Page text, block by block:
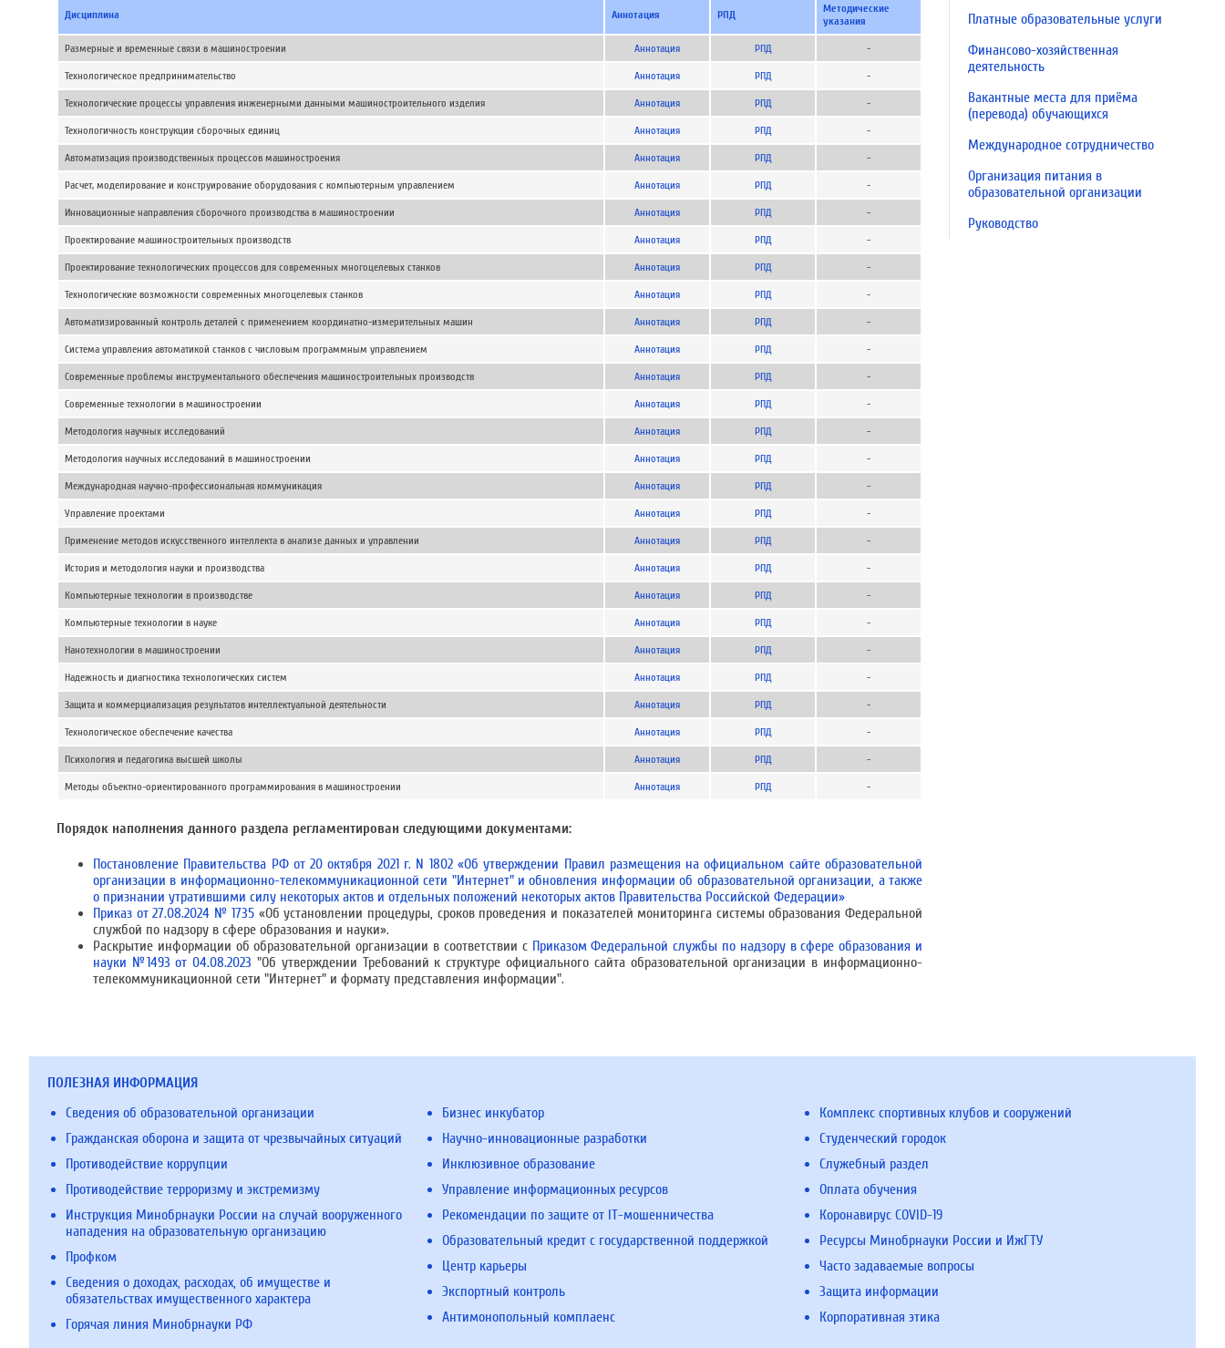
Дисциплина Аннотация РПД
Методические
указания
Размерные и временные связи в машиностроении Аннотация РПД -
Технологическое предпринимательство Аннотация РПД -
Технологические процессы управления инженерными данными машиностроительного изделия Аннотация РПД -
Технологичность конструкции сборочных единиц Аннотация РПД -
Автоматизация производственных процессов машиностроения Аннотация РПД -
Расчет, моделирование и конструирование оборудования с компьютерным управлением Аннотация РПД -
Инновационные направления сборочного производства в машиностроении Аннотация РПД -
Проектирование машиностроительных производств Аннотация РПД -
Проектирование технологических процессов для современных многоцелевых станков Аннотация РПД -
Технологические возможности современных многоцелевых станков Аннотация РПД -
Автоматизированный контроль деталей с применением координатно-измерительных машин Аннотация РПД -
Система управления автоматикой станков с числовым программным управлением Аннотация РПД -
Современные проблемы инструментального обеспечения машиностроительных производств Аннотация РПД -
Современные технологии в машиностроении Аннотация РПД -
Методология научных исследований Аннотация РПД -
Методология научных исследований в машиностроении Аннотация РПД -
Международная научно-профессиональная коммуникация Аннотация РПД -
Управление проектами Аннотация РПД -
Применение методов искусственного интеллекта в анализе данных и управлении Аннотация РПД -
История и методология науки и производства Аннотация РПД -
Компьютерные технологии в производстве Аннотация РПД -
Компьютерные технологии в науке Аннотация РПД -
Нанотехнологии в машиностроении Аннотация РПД -
Надежность и диагностика технологических систем Аннотация РПД -
Защита и коммерциализация результатов интеллектуальной деятельности Аннотация РПД -
Технологическое обеспечение качества Аннотация РПД -
Психология и педагогика высшей школы Аннотация РПД -
Методы объектно-ориентированного программирования в машиностроении Аннотация РПД -
Порядок наполнения данного раздела регламентирован следующими документами:
Постановление Правительства РФ от 20 октября 2021 г. N 1802 «Об утверждении Правил размещения на официальном сайте образовательной
организации в информационно-телекоммуникационной сети "Интернет" и обновления информации об образовательной организации, а также
о признании утратившими силу некоторых актов и отдельных положений некоторых актов Правительства Российской Федерации»
Приказ от 27.08.2024 № 1735 «Об установлении процедуры, сроков проведения и показателей мониторинга системы образования Федеральной
службой по надзору в сфере образования и науки».
Раскрытие информации об образовательной организации в соответствии с Приказом Федеральной службы по надзору в сфере образования и
науки №1493 от 04.08.2023 "Об утверждении Требований к структуре официального сайта образовательной организации в информационно-
телекоммуникационной сети "Интернет" и формату представления информации".
Платные образовательные услуги
Финансово-хозяйственная
деятельность
Вакантные места для приёма
(перевода) обучающихся
Международное сотрудничество
Организация питания в
образовательной организации
Руководство
ПОЛЕЗНАЯ ИНФОРМАЦИЯ
Сведения об образовательной организации
Гражданская оборона и защита от чрезвычайных ситуаций
Противодействие коррупции
Противодействие терроризму и экстремизму
Инструкция Минобрнауки России на случай вооруженного
нападения на образовательную организацию
Профком
Сведения о доходах, расходах, об имуществе и
обязательствах имущественного характера
Горячая линия Минобрнауки РФ
Бизнес инкубатор
Научно-инновационные разработки
Инклюзивное образование
Управление информационных ресурсов
Рекомендации по защите от IT-мошенничества
Образовательный кредит с государственной поддержкой
Центр карьеры
Экспортный контроль
Антимонопольный комплаенс
Комплекс спортивных клубов и сооружений
Студенческий городок
Служебный раздел
Оплата обучения
Коронавирус COVID-19
Ресурсы Минобрнауки России и ИжГТУ
Часто задаваемые вопросы
Защита информации
Корпоративная этика